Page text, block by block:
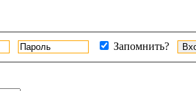
Запомнить?